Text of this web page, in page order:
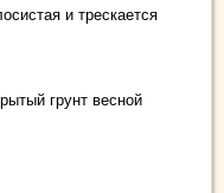
и трескается
грунт весной